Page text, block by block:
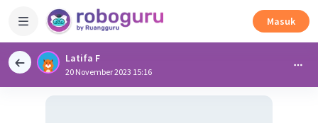
Masuk
Latifa F
20 November 2023 15:16